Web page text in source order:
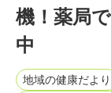
機！薬局
中
地域の健康だより